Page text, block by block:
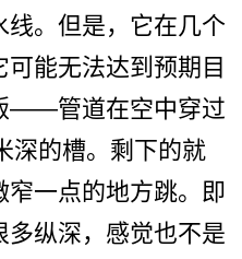
线。但是，它在几个
能无法达到预期目
——管道在空中穿过
深的槽。剩下的就
窄一点的地方跳。即
多纵深，感觉也不是